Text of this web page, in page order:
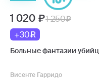
1 020
1 250
+30
Больные фантазии убийц
Висенте Гарридо